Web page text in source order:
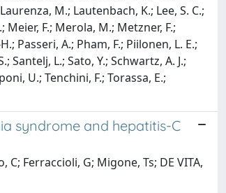
M.; Lautenbach, K.; Lee, S. C.;
F.; Merola, M.; Metzner, F.;
Passeri, A.; Pham, F.; Piilonen, L. E.;
Santelj, L.; Sato, Y.; Schwartz, A. J.;
U.; Tenchini, F.; Torassa, E.;
syndrome and hepatitis-C
Ferraccioli, G; Migone, Ts; DE VITA,